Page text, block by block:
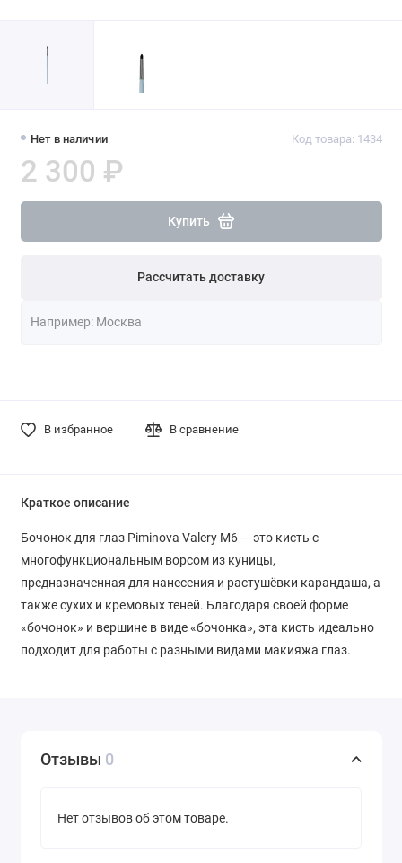
Нет в наличии Код товара: 1434
2 300 ₽
Купить
Рассчитать доставку
В избранное В сравнение
Краткое описание
Бочонок для глаз Piminova Valery M6 — это кисть с
многофункциональным ворсом из куницы,
предназначенная для нанесения и растушёвки карандаша, а
также сухих и кремовых теней. Благодаря своей форме
«бочонок» и вершине в виде «бочонка», эта кисть идеально
подходит для работы с разными видами макияжа глаз.
Отзывы 0
Нет отзывов об этом товаре.